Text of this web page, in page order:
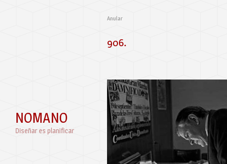
NOMANO
Diseñar es planificar
Anular
906.